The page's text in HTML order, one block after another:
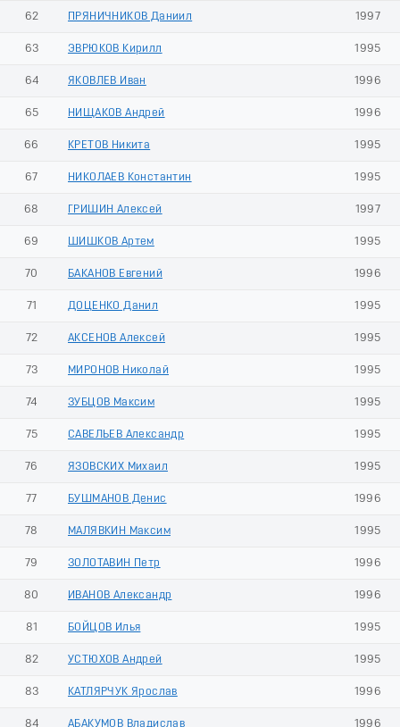
62 ПРЯНИЧНИКОВ Даниил 1997
63 ЭВРЮКОВ Кирилл 1995
64 ЯКОВЛЕВ Иван 1996
65 НИЩАКОВ Андрей 1996
66 КРЕТОВ Никита 1995
67 НИКОЛАЕВ Константин 1995
68 ГРИШИН Алексей 1997
69 ШИШКОВ Артем 1995
70 БАКАНОВ Евгений 1996
71 ДОЦЕНКО Данил 1995
72 АКСЕНОВ Алексей 1995
73 МИРОНОВ Николай 1995
74 ЗУБЦОВ Максим 1995
75 САВЕЛЬЕВ Александр 1995
76 ЯЗОВСКИХ Михаил 1995
77 БУШМАНОВ Денис 1996
78 МАЛЯВКИН Максим 1995
79 ЗОЛОТАВИН Петр 1996
80 ИВАНОВ Александр 1996
81 БОЙЦОВ Илья 1995
82 УСТЮХОВ Андрей 1995
83 КАТЛЯРЧУК Ярослав 1996
84 АБАКУМОВ Владислав 1996